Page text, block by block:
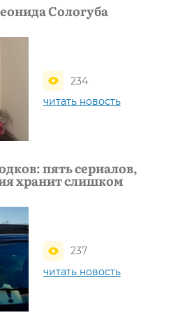
Сологуба
234
читать новость
пять сериалов,
хранит слишком
237
читать новость